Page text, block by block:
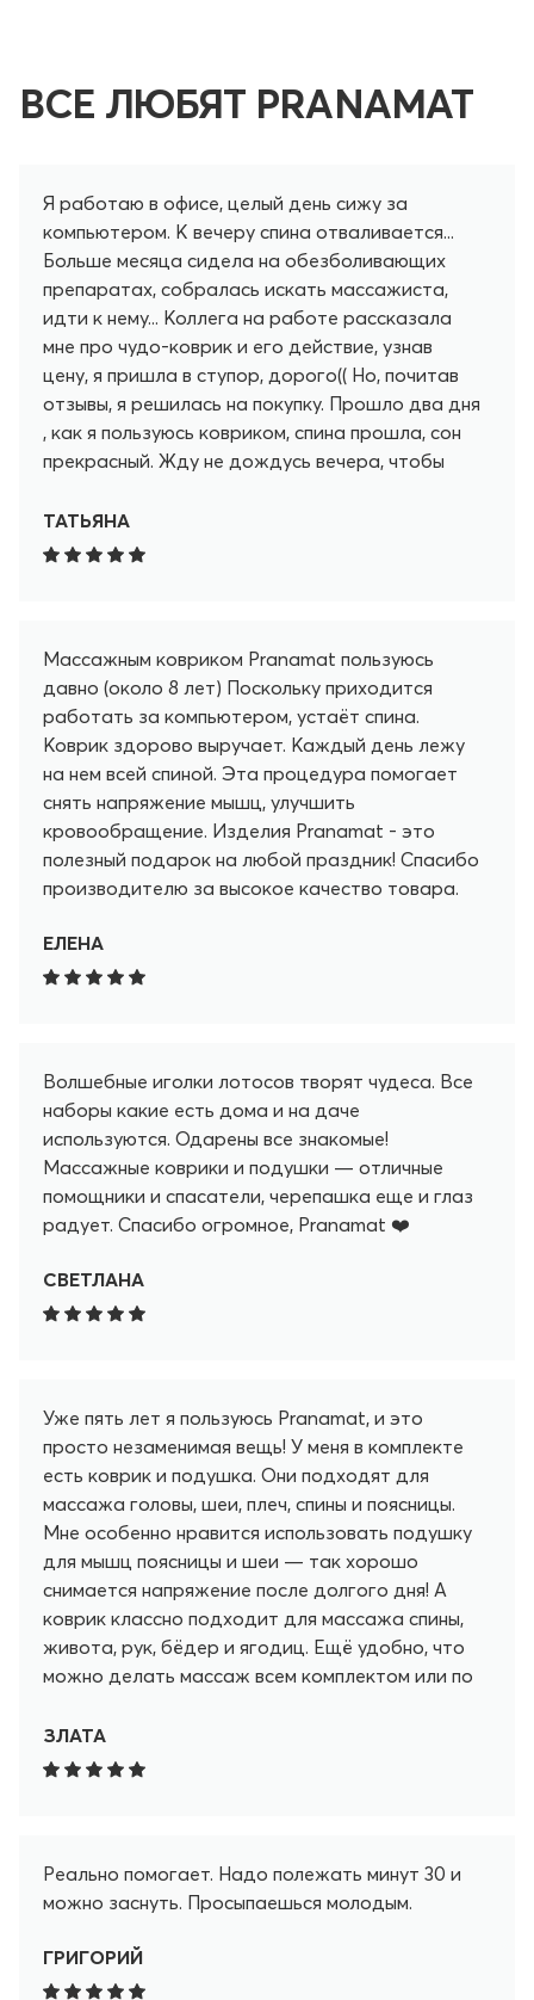
ВСЕ ЛЮБЯТ PRANAMAT
Я работаю в офисе, целый день сижу за
компьютером. К вечеру спина отваливается...
Больше месяца сидела на обезболивающих
препаратах, собралась искать массажиста,
идти к нему... Коллега на работе рассказала
мне про чудо-коврик и его действие, узнав
цену, я пришла в ступор, дорого(( Но, почитав
отзывы, я решилась на покупку. Прошло два дня
, как я пользуюсь ковриком, спина прошла, сон
прекрасный. Жду не дождусь вечера, чтобы
Кстати, я лежу и на животе, и бедрами ложусь.
Первый вечер через тонкую ткань ХБ, чтобы не
ТАТЬЯНА
Массажным ковриком Pranamat пользуюсь
давно (около 8 лет) Поскольку приходится
работать за компьютером, устаёт спина.
Коврик здорово выручает. Каждый день лежу
на нем всей спиной. Эта процедура помогает
снять напряжение мышц, улучшить
кровообращение. Изделия Pranamat - это
полезный подарок на любой праздник! Спасибо
производителю за высокое качество товара.
ЕЛЕНА
Волшебные иголки лотосов творят чудеса. Все
наборы какие есть дома и на даче
используются. Одарены все знакомые!
Массажные коврики и подушки — отличные
помощники и спасатели, черепашка еще и глаз
радует. Спасибо огромное, Pranamat ❤️
СВЕТЛАНА
Уже пять лет я пользуюсь Pranamat, и это
просто незаменимая вещь! У меня в комплекте
есть коврик и подушка. Они подходят для
массажа головы, шеи, плеч, спины и поясницы.
Мне особенно нравится использовать подушку
для мышц поясницы и шеи — так хорошо
снимается напряжение после долгого дня! А
коврик классно подходит для массажа спины,
живота, рук, бёдер и ягодиц. Ещё удобно, что
можно делать массаж всем комплектом или по
полезно. Сначала мне было непривычно лежать
на коврике, но потом я начала получать от него
массаж и уже могу стоять на коврике без
дискомфорта. Это так здорово — чувствовать,
Рекомендую попробовать всем, кто заботится
о себе! Плюсы: - Работает! Pranamat реально
ЗЛАТА
Реально помогает. Надо полежать минут 30 и
можно заснуть. Просыпаешься молодым.
ГРИГОРИЙ